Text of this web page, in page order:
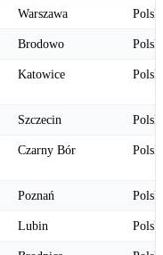
Warszawa
Brodowo
Katowice
Szczecin
Czarny Bór
Poznań
Lubin